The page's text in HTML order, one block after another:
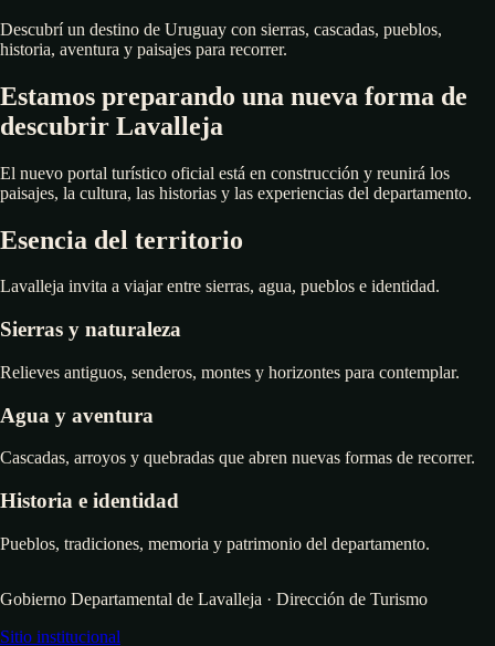
Descubrí un destino de Uruguay con sierras, cascadas, pueblos,
historia, aventura y paisajes para recorrer.
Estamos preparando una nueva forma de
descubrir Lavalleja
El nuevo portal turístico oficial está en construcción y reunirá los
paisajes, la cultura, las historias y las experiencias del departamento.
Esencia del territorio
Lavalleja invita a viajar entre sierras, agua, pueblos e identidad.
Sierras y naturaleza
Relieves antiguos, senderos, montes y horizontes para contemplar.
Agua y aventura
Cascadas, arroyos y quebradas que abren nuevas formas de recorrer.
Historia e identidad
Pueblos, tradiciones, memoria y patrimonio del departamento.
Gobierno Departamental de Lavalleja · Dirección de Turismo
Sitio institucional